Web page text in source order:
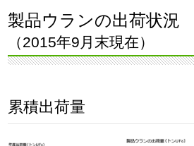
製品ウランの出荷状況
（2015年9月末現在）
累積出荷量